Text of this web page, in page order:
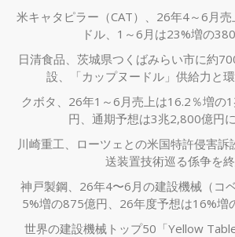
米キャタピラー（CAT）、26年4～6月
ドル、1～6月は23%増の
日清食品、茨城県つくばみらい市に約
設、「カップヌードル」供給力と
クボタ、26年1～6月売上は16.2％増の
円、通期予想は3兆2,800億円
川崎重工、ローツェとの米国特許侵害訴
送装置技術巡る係争を
神戸製鋼、26年4〜6月の建設機械（コ
5%増の875億円、26年度予想は16%増
世界の建設機械トップ50「Yellow